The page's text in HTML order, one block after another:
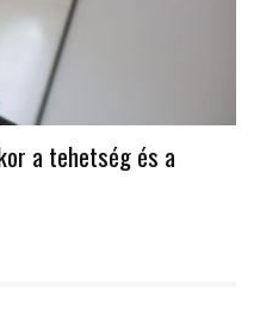
a tehetség és a